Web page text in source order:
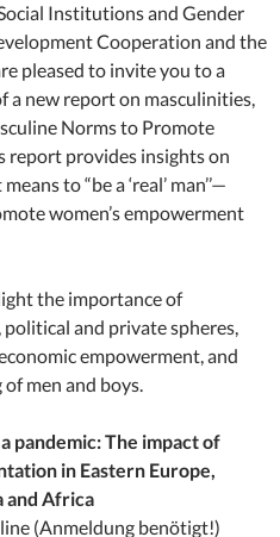
Institutions and Gender
Cooperation and the
pleased to invite you to a
a new report on masculinities,
Norms to Promote
report provides insights on
to “be a ‘real’ man’’—
women’s empowerment
the importance of
and private spheres,
empowerment, and
men and boys.
pandemic: The impact of
in Eastern Europe,
and Africa
(Anmeldung benötigt!)